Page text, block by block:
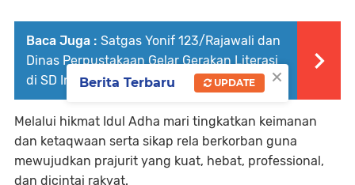
Baca Juga : Satgas Yonif 123/Rajawali dan
Dinas Perpustakaan Gelar Gerakan Literasi
di SD Inpres Dagimon, Papua Selatan ‎
Melalui hikmat Idul Adha mari tingkatkan keimanan
dan ketaqwaan serta sikap rela berkorban guna
mewujudkan prajurit yang kuat, hebat, professional,
dan dicintai rakyat.
×
Berita Terbaru UPDATE